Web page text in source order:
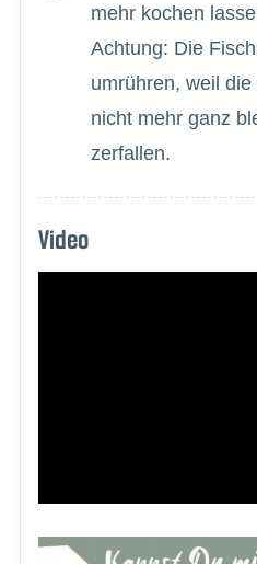
mehr kochen
Achtung: Die
umrühren, weil
nicht mehr ganz
zerfallen.
Video